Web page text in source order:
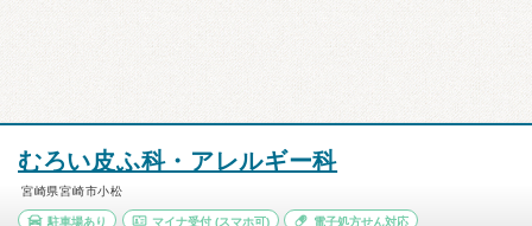
むろい皮ふ科・アレルギー科
宮崎県宮崎市小松
駐車場あり マイナ受付(スマホ可) 電子処方せん対応